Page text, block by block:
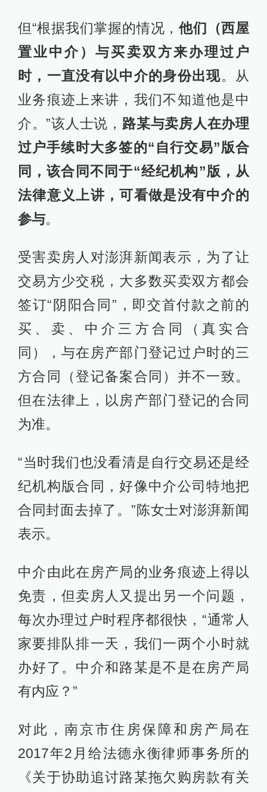
但“根据我们掌握的情况，他们（西屋
置业中介）与买卖双方来办理过户
时，一直没有以中介的身份出现。从
业务痕迹上来讲，我们不知道他是中
介。”该人士说， 路某与卖房人在办理
过户手续时大多签的“自行交易”版合
同，该合同不同于“经纪机构”版，从
法律意义上讲，可看做是没有中介的
参与。
受害卖房人对澎湃新闻表示，为了让
交易方少交税，大多数买卖双方都会
签订“阴阳合同”，即交首付款之前的
买、卖、中介三方合同（真实合
同），与在房产部门登记过户时的三
方合同（登记备案合同）并不一致。
但在法律上，以房产部门登记的合同
为准。
“当时我们也没看清是自行交易还是经
纪机构版合同，好像中介公司特地把
合同封面去掉了。”陈女士对澎湃新闻
表示。
中介由此在房产局的业务痕迹上得以
免责，但卖房人又提出另一个问题，
每次办理过户时程序都很快，“通常人
家要排队排一天，我们一两个小时就
办好了。中介和路某是不是在房产局
有内应？”
对此，南京市住房保障和房产局在
2017年2月给法德永衡律师事务所的
《关于协助追讨路某拖欠购房款有关